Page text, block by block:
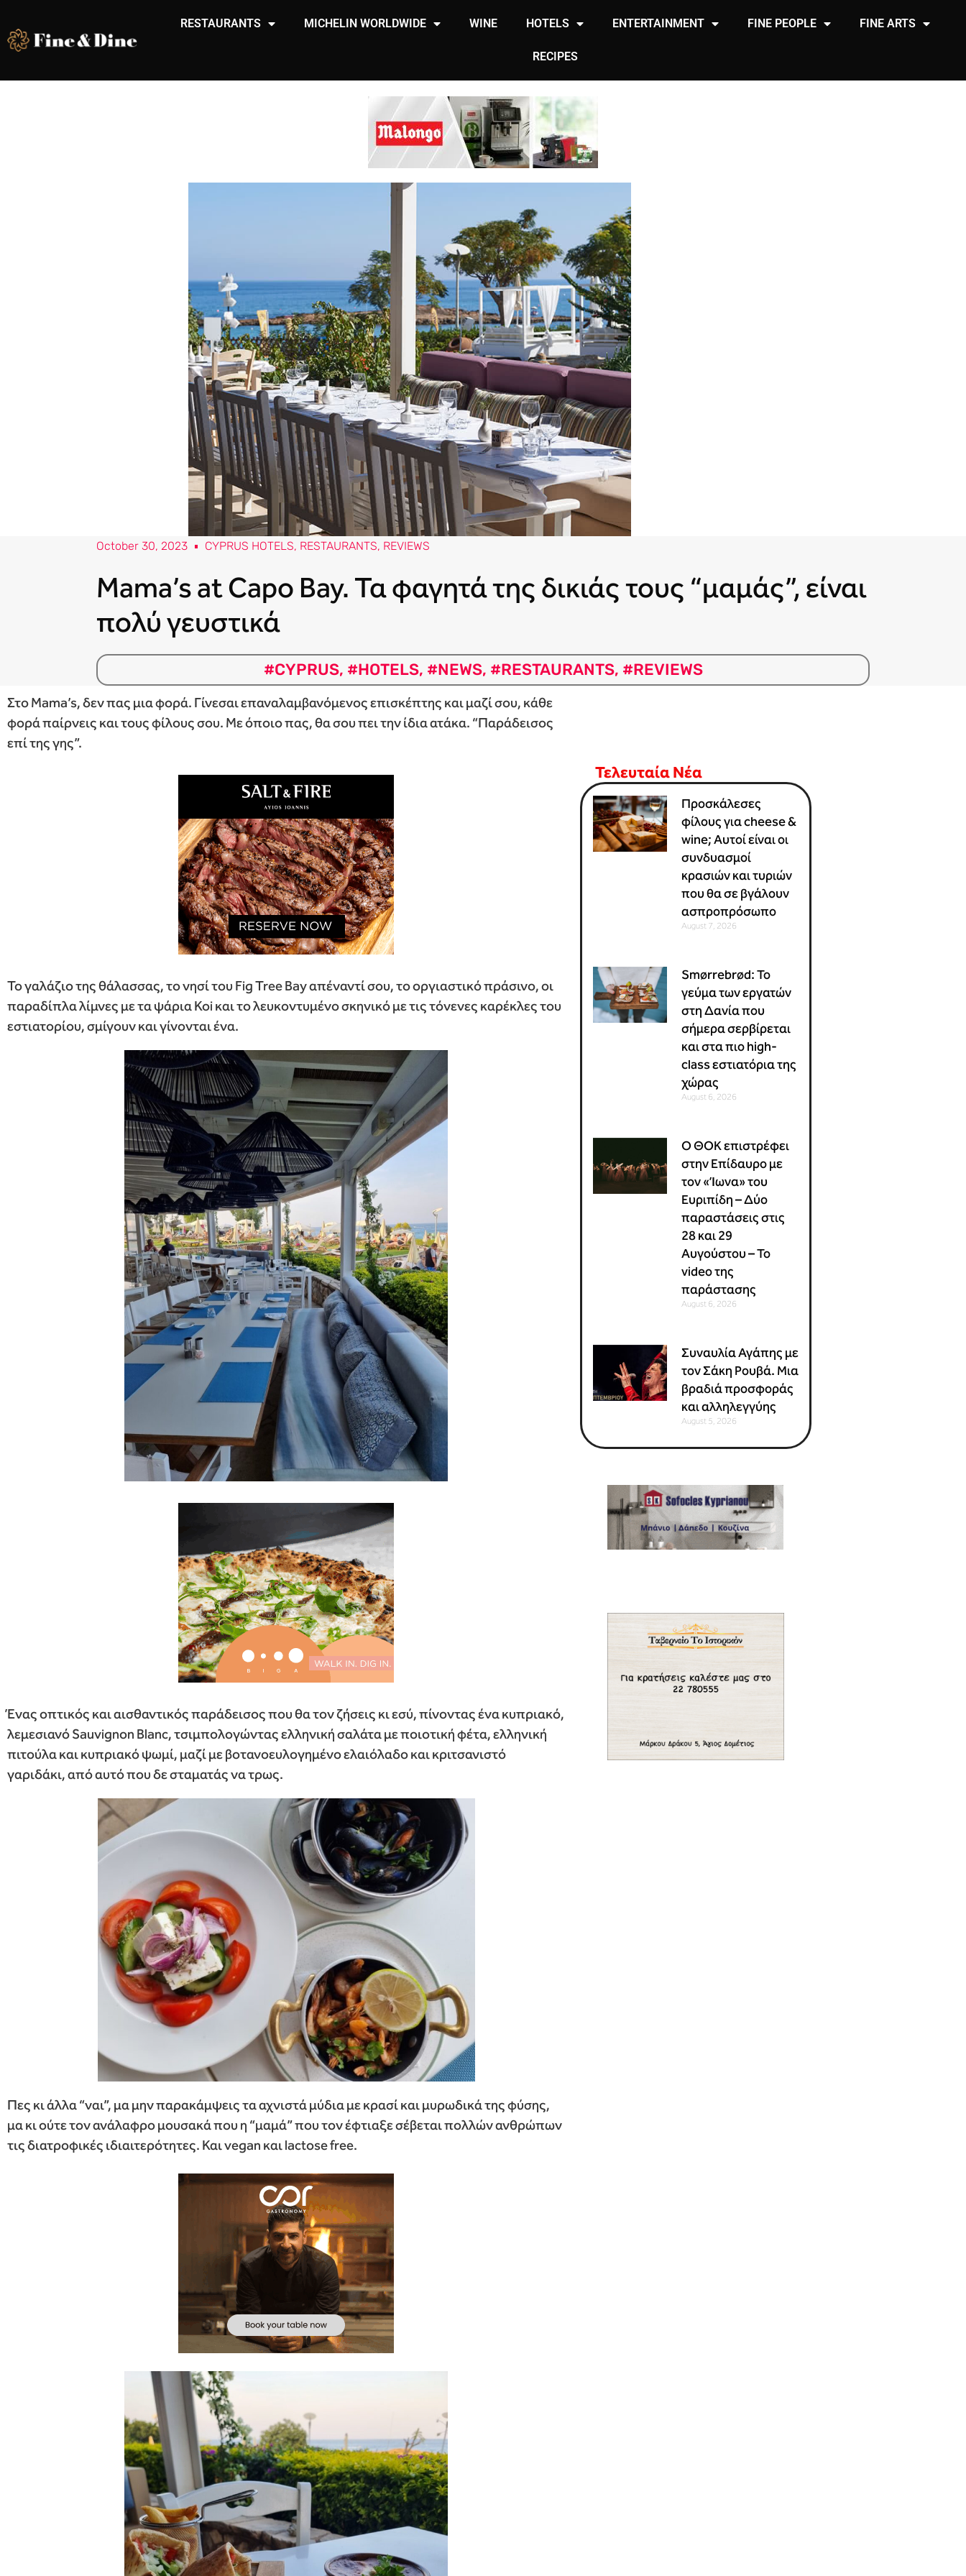
RESTAURANTS MICHELIN WORLDWIDE WINE HOTELS ENTERTAINMENT FINE PEOPLE FINE ARTS
RECIPES
October 30, 2023 CYPRUS HOTELS, RESTAURANTS, REVIEWS
Mama’s at Capo Bay. Τα φαγητά της δικιάς τους “μαμάς”, είναι
πολύ γευστικά
#CYPRUS, #HOTELS, #NEWS, #RESTAURANTS, #REVIEWS
Στο Mama’s, δεν πας μια φορά. Γίνεσαι επαναλαμβανόμενος επισκέπτης και μαζί σου, κάθε
φορά παίρνεις και τους φίλους σου. Με όποιο πας, θα σου πει την ίδια ατάκα. “Παράδεισος
επί της γης”.
Το γαλάζιο της θάλασσας, το νησί του Fig Tree Bay απέναντί σου, το οργιαστικό πράσινο, οι
παραδίπλα λίμνες με τα ψάρια Koi και το λευκοντυμένο σκηνικό με τις τόνενες καρέκλες του
εστιατορίου, σμίγουν και γίνονται ένα.
Ένας οπτικός και αισθαντικός παράδεισος που θα τον ζήσεις κι εσύ, πίνοντας ένα κυπριακό,
λεμεσιανό Sauvignon Blanc, τσιμπολογώντας ελληνική σαλάτα με ποιοτική φέτα, ελληνική
πιτούλα και κυπριακό ψωμί, μαζί με βοτανοευλογημένο ελαιόλαδο και κριτσανιστό
γαριδάκι, από αυτό που δε σταματάς να τρως.
Πες κι άλλα “ναι”, μα μην παρακάμψεις τα αχνιστά μύδια με κρασί και μυρωδικά της φύσης,
μα κι ούτε τον ανάλαφρο μουσακά που η “μαμά” που τον έφτιαξε σέβεται πολλών ανθρώπων
τις διατροφικές ιδιαιτερότητες. Και vegan και lactose free.
Τελευταία Νέα
Προσκάλεσες
φίλους για cheese &
wine; Αυτοί είναι οι
συνδυασμοί
κρασιών και τυριών
που θα σε βγάλουν
ασπροπρόσωπο
August 7, 2026
Smørrebrød: Το
γεύμα των εργατών
στη Δανία που
σήμερα σερβίρεται
και στα πιο high-
class εστιατόρια της
χώρας
August 6, 2026
Ο ΘΟΚ επιστρέφει
στην Επίδαυρο με
τον «Ίωνα» του
Ευριπίδη – Δύο
παραστάσεις στις
28 και 29
Αυγούστου – Το
video της
παράστασης
August 6, 2026
Συναυλία Αγάπης με
τον Σάκη Ρουβά. Μια
βραδιά προσφοράς
και αλληλεγγύης
August 5, 2026